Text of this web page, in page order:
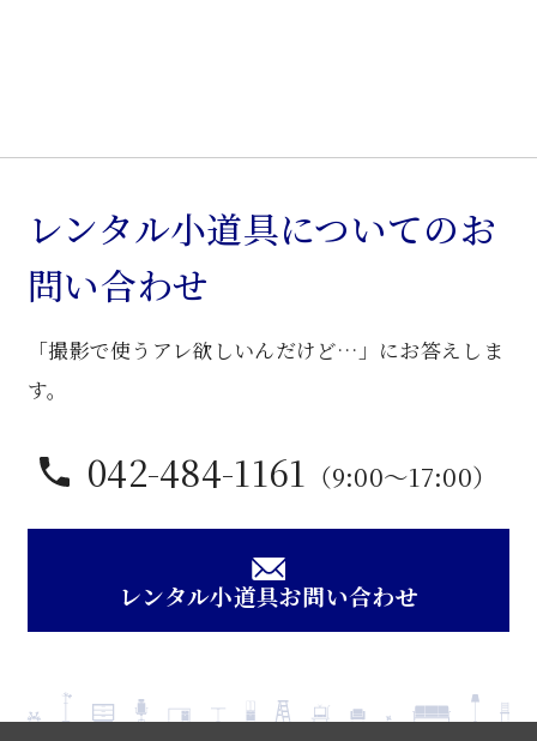
袖
机
個
レンタル小道具についてのお
問い合わせ
「撮影で使うアレ欲しいんだけど…」にお答えしま
す。
042-484-1161 （9:00〜17:00）
レンタル小道具お問い合わせ